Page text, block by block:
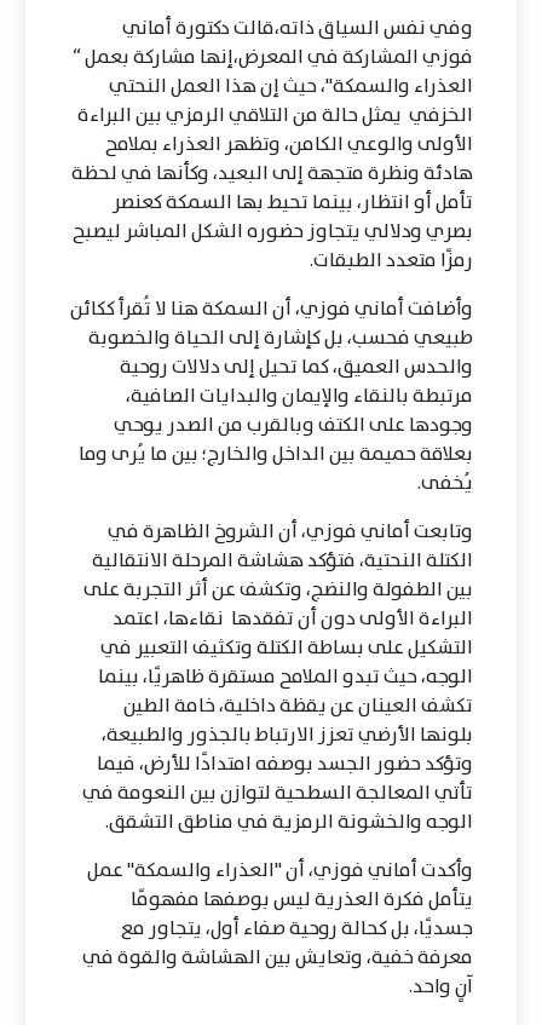
وفي نفس السياق ذاته،قالت دكتورة أماني
فوزي المشاركة في المعرض،إنها مشاركة بعمل “
العذراء والسمكة"، حيث إن هذا العمل النحتي
الخزفي يمثل حالة من التلاقي الرمزي بين البراءة
الأولى والوعي الكامن، وتظهر العذراء بملامح
هادئة ونظرة متجهة إلى البعيد، وكأنها في لحظة
تأمل أو انتظار، بينما تحيط بها السمكة كعنصر
بصري ودلالي يتجاوز حضوره الشكل المباشر ليصبح
رمزًا متعدد الطبقات.
وأضافت أماني فوزي، أن السمكة هنا لا تُقرأ ككائن
طبيعي فحسب، بل كإشارة إلى الحياة والخصوبة
والحدس العميق، كما تحيل إلى دلالات روحية
مرتبطة بالنقاء والإيمان والبدايات الصافية،
وجودها على الكتف وبالقرب من الصدر يوحي
بعلاقة حميمة بين الداخل والخارج؛ بين ما يُرى وما
يُخفى.
وتابعت أماني فوزي، أن الشروخ الظاهرة في
الكتلة النحتية، فتؤكد هشاشة المرحلة الانتقالية
بين الطفولة والنضج، وتكشف عن أثر التجربة على
البراءة الأولى دون أن تفقدها نقاءها، اعتمد
التشكيل على بساطة الكتلة وتكثيف التعبير في
الوجه، حيث تبدو الملامح مستقرة ظاهريًا، بينما
تكشف العينان عن يقظة داخلية، خامة الطين
بلونها الأرضي تعزز الارتباط بالجذور والطبيعة،
وتؤكد حضور الجسد بوصفه امتدادًا للأرض، فيما
تأتي المعالجة السطحية لتوازن بين النعومة في
الوجه والخشونة الرمزية في مناطق التشقق.
وأكدت أماني فوزي، أن "العذراء والسمكة" عمل
يتأمل فكرة العذرية ليس بوصفها مفهومًا
جسديًا، بل كحالة روحية صفاء أول، يتجاور مع
معرفة خفية، وتعايش بين الهشاشة والقوة في
آنٍ واحد.